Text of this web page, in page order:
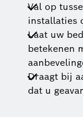
Val op
installaties
Laat uw
betekenen
Draagt bij
dat u